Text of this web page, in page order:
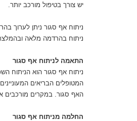
יש צורך בטיפול מורכב יותר.
ניתוח אף סגור ניתן לערוך
ניתוח בהרדמה מלאה
התאמה לניתוח אף סגור
ניתוח אף סגור הוא הניתוח
המטופלים הבריאים
האף סגור. במקרים מורכבים
החלמה מניתוח אף סגור